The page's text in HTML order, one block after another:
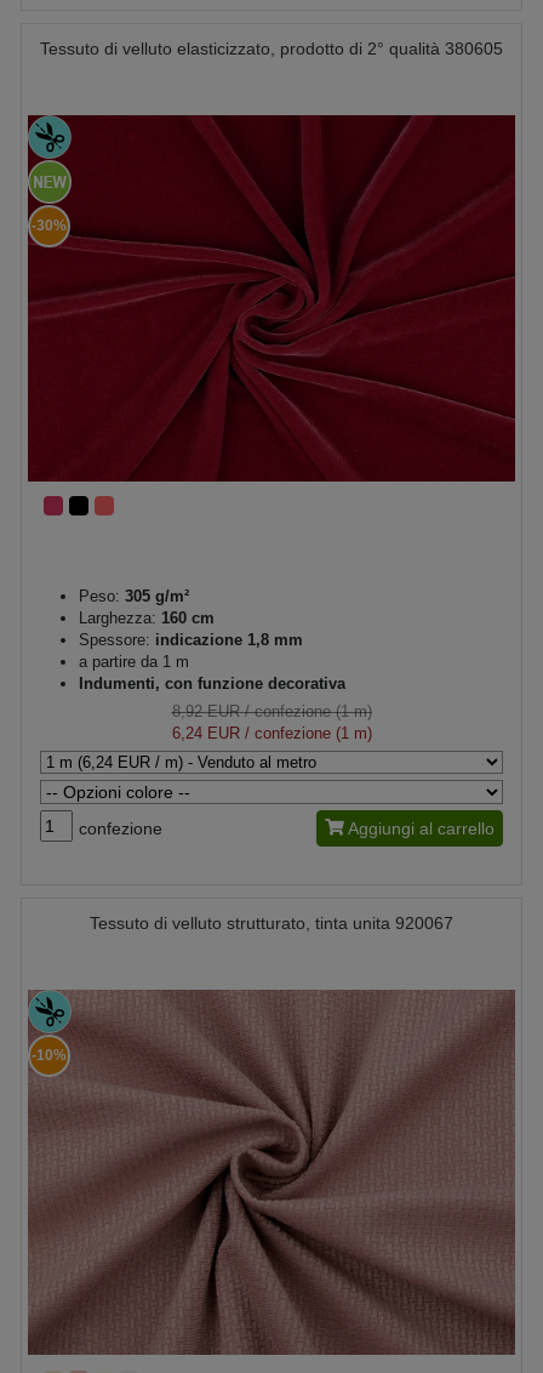
Tessuto di velluto elasticizzato, prodotto di 2° qualità 380605
-30%
Peso: 305 g/m²
Larghezza: 160 cm
Spessore: indicazione 1,8 mm
a partire da 1 m
Indumenti, con funzione decorativa
8,92 EUR/ confezione (1 m)
6,24 EUR/ confezione (1 m)
confezione Aggiungi al carrello
Tessuto di velluto strutturato, tinta unita 920067
-10%